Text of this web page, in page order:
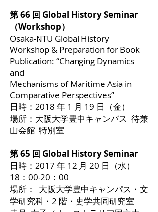
第 66 回 Global History Seminar
（Workshop）
Osaka-NTU Global History
Workshop & Preparation for Book
Publication: “Changing Dynamics
and
Mechanisms of Maritime Asia in
Comparative Perspectives”
日時：2018 年 1 月 19 日（金）
場所：大阪大学豊中キャンパス 待兼
山会館 特別室
第 65 回 Global History Seminar
日時：2017 年 12 月 20 日（水）
18：00-20：00
場所： 大阪大学豊中キャンパス・文
学研究科・2 階・史学共同研究室